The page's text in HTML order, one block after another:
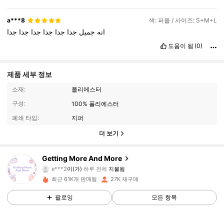
a***8 색: 퍼플 / 사이즈: S+M+L
انه جميل جدا جدا جدا جدا جدا جدا
도움이 됨 (0)
제품 세부 정보
소재:
폴리에스터
구성:
100% 폴리에스터
폐쇄 타입:
지퍼
더 보기
Getting More And More
4.94
8.7K 팔로워
e***2이(가) 하루 전에 지불됨
4.94 8.7K 팔로워
최근 61K개 판매됨 27K 재구매
팔로잉 모든 항목